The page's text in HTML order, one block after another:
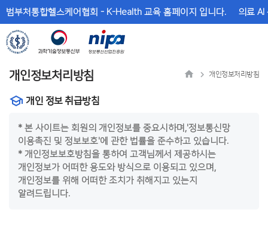
뉴
바
로
가
문
바
로
가
범부처통합헬스케어협회 - K-Health 교육 홈페이지 입니다. 의료 AI
개인정보처리방침 개인정보처리방침
개인 정보 취급방침
* 본 사이트는 회원의 개인정보를 중요시하며,'정보통신망
이용촉진 및 정보보호'에 관한 법률을 준수하고 있습니다.
* 개인정보보호방침을 통하여 고객님께서 제공하시는
개인정보가 어떠한 용도와 방식으로 이용되고 있으며,
개인정보를 위해 어떠한 조치가 취해지고 있는지
알려드립니다.